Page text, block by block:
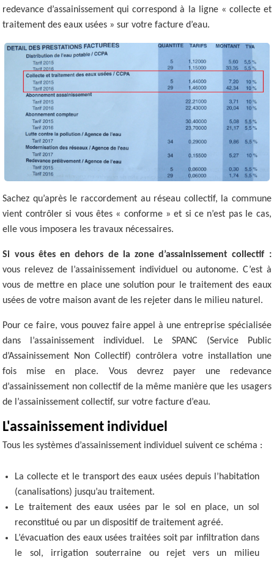
redevance d’assainissement qui correspond à la ligne « collecte et
traitement des eaux usées » sur votre facture d’eau.
Sachez qu’après le raccordement au réseau collectif, la commune
vient contrôler si vous êtes « conforme » et si ce n’est pas le cas,
elle vous imposera les travaux nécessaires.
Si vous êtes en dehors de la zone d’assainissement collectif :
vous relevez de l’assainissement individuel ou autonome. C’est à
vous de mettre en place une solution pour le traitement des eaux
usées de votre maison avant de les rejeter dans le milieu naturel.
Pour ce faire, vous pouvez faire appel à une entreprise spécialisée
dans l’assainissement individuel. Le SPANC (Service Public
d’Assainissement Non Collectif) contrôlera votre installation une
fois mise en place. Vous devrez payer une redevance
d’assainissement non collectif de la même manière que les usagers
de l’assainissement collectif, sur votre facture d’eau.
L'assainissement individuel
Tous les systèmes d’assainissement individuel suivent ce schéma :
La collecte et le transport des eaux usées depuis l’habitation
(canalisations) jusqu’au traitement.
Le traitement des eaux usées par le sol en place, un sol
reconstitué ou par un dispositif de traitement agréé.
L’évacuation des eaux usées traitées soit par infiltration dans
le sol, irrigation souterraine ou rejet vers un milieu